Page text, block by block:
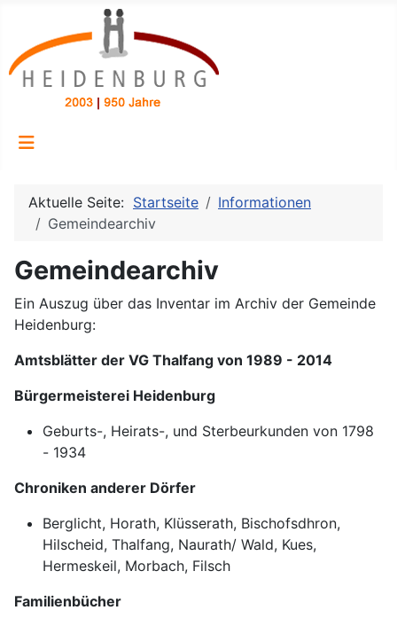
Aktuelle Seite: Startseite
Informationen
Gemeindearchiv
Gemeindearchiv
Ein Auszug über das Inventar im Archiv der Gemeinde
Heidenburg:
Amtsblätter der VG Thalfang von 1989 - 2014
Bürgermeisterei Heidenburg
Geburts-, Heirats-, und Sterbeurkunden von 1798
- 1934
Chroniken anderer Dörfer
Berglicht, Horath, Klüsserath, Bischofsdhron,
Hilscheid, Thalfang, Naurath/ Wald, Kues,
Hermeskeil, Morbach, Filsch
Familienbücher